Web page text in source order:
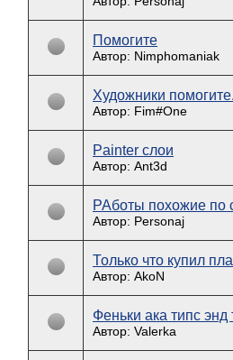
Помогите
Автор: Nimphomaniak
Художники
Автор: Fim#One
Painter слои
Автор: Ant3d
РАботы похожие по
Автор: Personaj
Только что купил
Автор: AkoN
Феньки ака типс энд
Автор: Valerka